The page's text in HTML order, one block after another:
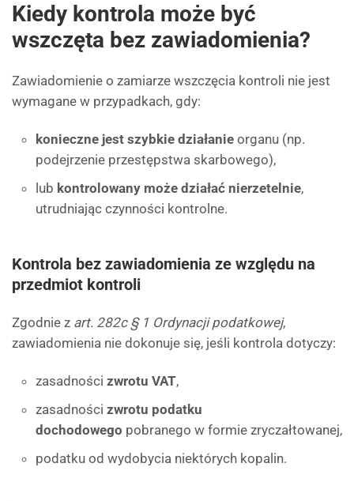
Kiedy kontrola może być
wszczęta bez zawiadomienia?
Zawiadomienie o zamiarze wszczęcia kontroli nie jest
wymagane w przypadkach, gdy:
konieczne jest szybkie działanie organu (np.
podejrzenie przestępstwa skarbowego),
lub kontrolowany może działać nierzetelnie,
utrudniając czynności kontrolne.
Kontrola bez zawiadomienia ze względu na
przedmiot kontroli
Zgodnie z art. 282c § 1 Ordynacji podatkowej,
zawiadomienia nie dokonuje się, jeśli kontrola dotyczy:
zasadności zwrotu VAT,
zasadności zwrotu podatku
dochodowego pobranego w formie zryczałtowanej,
podatku od wydobycia niektórych kopalin.